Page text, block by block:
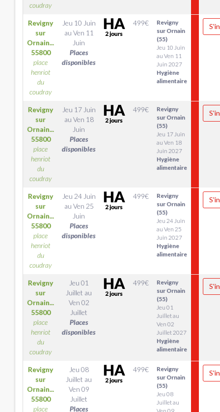
coudray
Revigny
sur
Ornain...
55800
place
henriot
du
coudray
Jeu 10 Juin
au Ven 11
Juin
Places
disponibles
499€
Revigny
sur Ornain
(55)
Jeu 10 Juin
au Ven 11
Juin 2027
Hygiène
alimentaire
Revigny
sur
Ornain...
55800
place
henriot
du
coudray
Jeu 17 Juin
au Ven 18
Juin
Places
disponibles
499€
Revigny
sur Ornain
(55)
Jeu 17 Juin
au Ven 18
Juin 2027
Hygiène
alimentaire
Revigny
sur
Ornain...
55800
place
henriot
du
coudray
Jeu 24 Juin
au Ven 25
Juin
Places
disponibles
499€
Revigny
sur Ornain
(55)
Jeu 24 Juin
au Ven 25
Juin 2027
Hygiène
alimentaire
Revigny
sur
Ornain...
55800
place
henriot
du
coudray
Jeu 01
Juillet au
Ven 02
Juillet
Places
disponibles
499€
Revigny
sur Ornain
(55)
Jeu 01
Juillet au
Ven 02
Juillet 2027
Hygiène
alimentaire
Revigny
sur
Ornain...
55800
place
Jeu 08
Juillet au
Ven 09
Juillet
Places
499€
Revigny
sur Ornain
(55)
Jeu 08
Juillet au